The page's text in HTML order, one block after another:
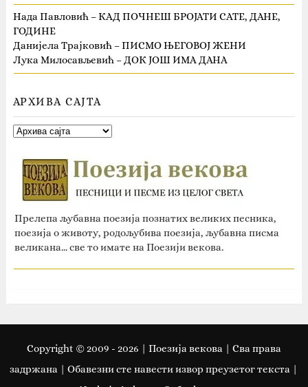
Нада Павловић – КАД ПОЧНЕШ БРОЈАТИ САТЕ, ДАНЕ,
ГОДИНЕ
Данијела Трајковић – ПИСМО ЊЕГОВОЈ ЖЕНИ
Лука Милосављевић – ДОК ЈОШ ИМА ДАНА
АРХИВА САЈТА
Прелепа љубавна поезија познатих великих песника,
поезија о животу, родољубива поезија, љубавна писма
великана... све то имате на Поезији векова.
Copyright © 2009 - 2026 | Поезија векова | Сва права
задржана | Oбавезни сте навести извор преузетог текста |